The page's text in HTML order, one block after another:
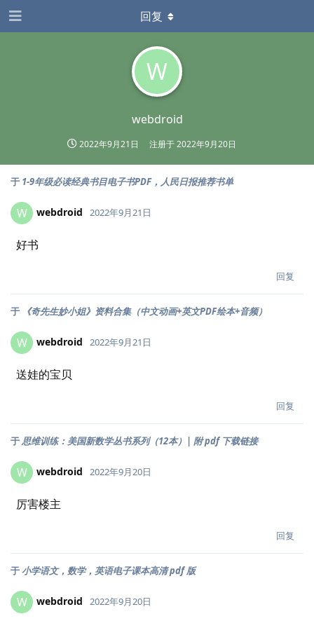
W
webdroid
2022年9月21日 注册于2022年9月20日
回复
于 1-9年级必读经典书目电子书PDF，人民日报推荐书单
W webdroid 2022年9月21日
好书
回复
于 《奇先生妙小姐》资料合集（中文动画+英文PDF绘本+音频）
W webdroid 2022年9月21日
送娃的宝贝
回复
于思维训练：美国新数学丛书系列（12本）| 附 pdf 下载链接
W webdroid 2022年9月20日
厉害楼主
回复
于小学语文，数学，英语电子课本高清 pdf 版
W webdroid 2022年9月20日